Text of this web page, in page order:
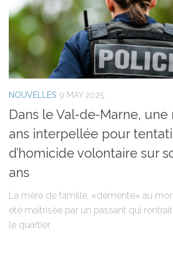
NOUVELLES 9 MAY 2025
Dans le Val-de-Marne,
ans interpellée pour
d’homicide volontaire sur
ans
La mère de famille, «démente» au
été maîtrisée par un passant qui
le quartier.